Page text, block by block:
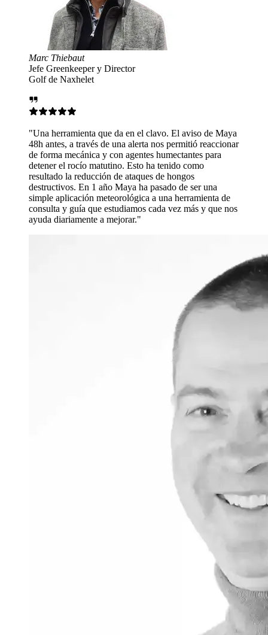
el clavo. El aviso de Maya
nos permitió reaccionar
humectantes para
ha tenido como
de hongos
ha pasado de ser una
a una herramienta de
cada vez más y que nos